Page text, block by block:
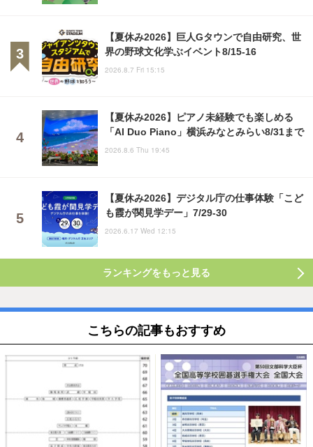
【夏休み2026】巨人Gタウンで自由研究、世
界の野球文化学ぶイベント8/15-16
2026.8.7 Fri 15:15
【夏休み2026】ピアノ未経験でも楽しめる
「AI Duo Piano」横浜みなとみらい8/31まで
2026.8.6 Thu 19:45
【夏休み2026】デジタル庁の仕事体験「こど
も霞が関見学デー」7/29-30
2026.6.17 Wed 12:15
ランキングをもっと見る
こちらの記事もおすすめ